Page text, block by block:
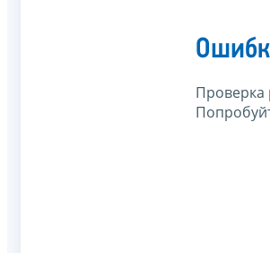
Проверка